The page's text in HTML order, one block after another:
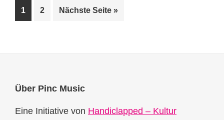
Seite
1 Seite
2 Nächste Seite aufrufen
»
Footer
Über Pinc Music
Eine Initiative von Handiclapped – Kultur